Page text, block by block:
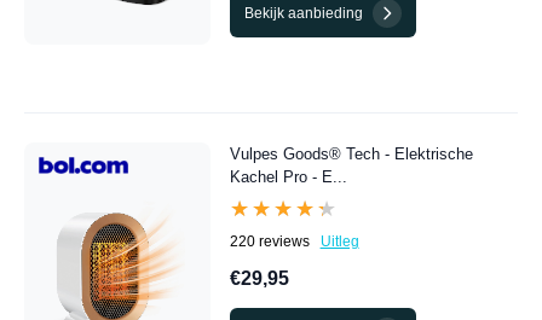
Bekijk aanbieding
Vulpes Goods® Tech - Elektrische
Kachel Pro - E...
★★★★★
★★★★★
220 reviews Uitleg
€29,95